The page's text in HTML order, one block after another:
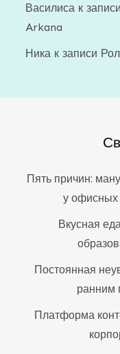
Василиса к записи
Arkana
Ника к записи
Пять причин:
у офисных
Вкусная
Постоянная
ранним
Платформа